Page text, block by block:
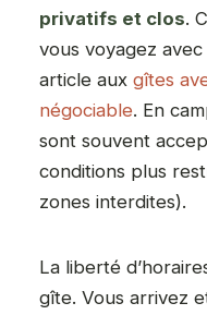
privatifs et clos.
vous voyagez avec
article aux gîtes
négociable. En
sont souvent
conditions plus
zones interdites).
La liberté
gîte. Vous arrivez